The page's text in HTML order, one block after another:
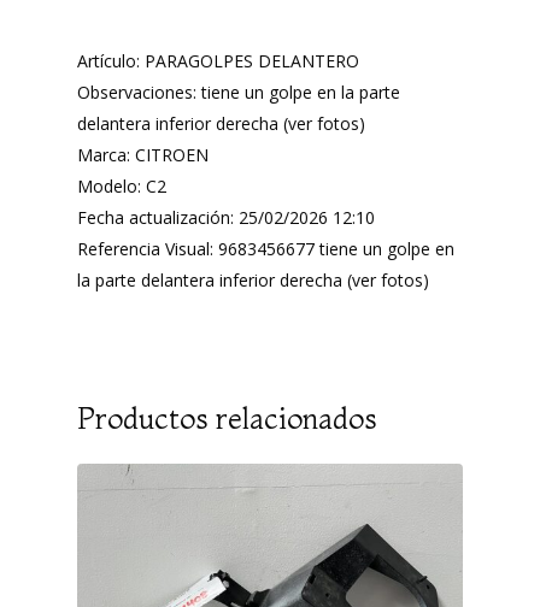
Artículo: PARAGOLPES DELANTERO
Observaciones: tiene un golpe en la parte
delantera inferior derecha (ver fotos)
Marca: CITROEN
Modelo: C2
Fecha actualización: 25/02/2026 12:10
Referencia Visual: 9683456677 tiene un golpe en
la parte delantera inferior derecha (ver fotos)
Productos relacionados